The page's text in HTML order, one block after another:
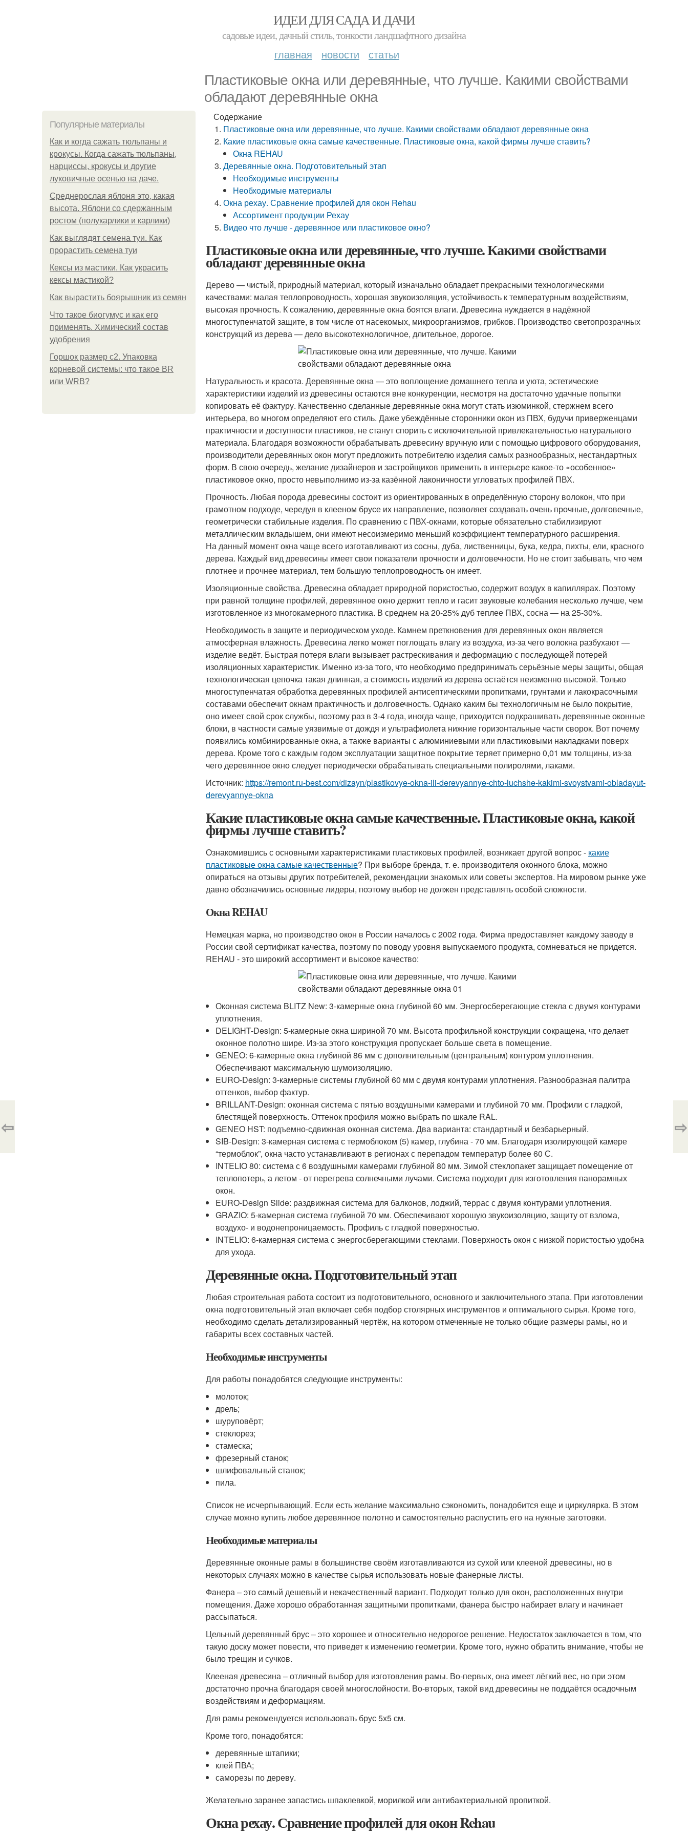
ИДЕИ ДЛЯ САДА И ДАЧИ
садовые идеи, дачный стиль, тонкости ландшафтного дизайна
главная новости статьи
Пластиковые окна или деревянные, что лучше. Какими свойствами
обладают деревянные окна
Популярные материалы
Как и когда сажать тюльпаны и
крокусы. Когда сажать тюльпаны,
нарциссы, крокусы и другие
луковичные осенью на даче.
Среднерослая яблоня это, какая
высота. Яблони со сдержанным
ростом (полукарлики и карлики)
Как выглядят семена туи. Как
прорастить семена туи
Кексы из мастики. Как украсить
кексы мастикой?
Как вырастить боярышник из семян
Что такое биогумус и как его
применять. Химический состав
удобрения
Горшок размер с2. Упаковка
корневой системы: что такое BR
или WRB?
Содержание
Пластиковые окна или деревянные, что лучше. Какими свойствами обладают деревянные окна
Какие пластиковые окна самые качественные. Пластиковые окна, какой фирмы лучше ставить?
Окна REHAU
Деревянные окна. Подготовительный этап
Необходимые инструменты
Необходимые материалы
Окна рехау. Сравнение профилей для окон Rehau
Ассортимент продукции Рехау
Видео что лучше - деревянное или пластиковое окно?
Пластиковые окна или деревянные, что лучше. Какими свойствами
обладают деревянные окна
Дерево — чистый, природный материал, который изначально обладает прекрасными технологическими
качествами: малая теплопроводность, хорошая звукоизоляция, устойчивость к температурным воздействиям,
высокая прочность. К сожалению, деревянные окна боятся влаги. Древесина нуждается в надёжной
многоступенчатой защите, в том числе от насекомых, микроорганизмов, грибков. Производство светопрозрачных
конструкций из дерева — дело высокотехнологичное, длительное, дорогое.
Натуральность и красота. Деревянные окна — это воплощение домашнего тепла и уюта, эстетические
характеристики изделий из древесины остаются вне конкуренции, несмотря на достаточно удачные попытки
копировать её фактуру. Качественно сделанные деревянные окна могут стать изюминкой, стержнем всего
интерьера, во многом определяют его стиль. Даже убеждённые сторонники окон из ПВХ, будучи приверженцами
практичности и доступности пластиков, не станут спорить с исключительной привлекательностью натурального
материала. Благодаря возможности обрабатывать древесину вручную или с помощью цифрового оборудования,
производители деревянных окон могут предложить потребителю изделия самых разнообразных, нестандартных
форм. В свою очередь, желание дизайнеров и застройщиков применить в интерьере какое-то «особенное»
пластиковое окно, просто невыполнимо из-за казённой лаконичности угловатых профилей ПВХ.
Прочность. Любая порода древесины состоит из ориентированных в определённую сторону волокон, что при
грамотном подходе, чередуя в клееном брусе их направление, позволяет создавать очень прочные, долговечные,
геометрически стабильные изделия. По сравнению с ПВХ-окнами, которые обязательно стабилизируют
металлическим вкладышем, они имеют несоизмеримо меньший коэффициент температурного расширения.
На данный момент окна чаще всего изготавливают из сосны, дуба, лиственницы, бука, кедра, пихты, ели, красного
дерева. Каждый вид древесины имеет свои показатели прочности и долговечности. Но не стоит забывать, что чем
плотнее и прочнее материал, тем большую теплопроводность он имеет.
Изоляционные свойства. Древесина обладает природной пористостью, содержит воздух в капиллярах. Поэтому
при равной толщине профилей, деревянное окно держит тепло и гасит звуковые колебания несколько лучше, чем
изготовленное из многокамерного пластика. В среднем на 20-25% дуб теплее ПВХ, сосна — на 25-30%.
Необходимость в защите и периодическом уходе. Камнем преткновения для деревянных окон является
атмосферная влажность. Древесина легко может поглощать влагу из воздуха, из-за чего волокна разбухают —
изделие ведёт. Быстрая потеря влаги вызывает растрескивания и деформацию с последующей потерей
изоляционных характеристик. Именно из-за того, что необходимо предпринимать серьёзные меры защиты, общая
технологическая цепочка такая длинная, а стоимость изделий из дерева остаётся неизменно высокой. Только
многоступенчатая обработка деревянных профилей антисептическими пропитками, грунтами и лакокрасочными
составами обеспечит окнам практичность и долговечность. Однако каким бы технологичным не было покрытие,
оно имеет свой срок службы, поэтому раз в 3-4 года, иногда чаще, приходится подкрашивать деревянные оконные
блоки, в частности самые уязвимые от дождя и ультрафиолета нижние горизонтальные части сворок. Вот почему
появились комбинированные окна, а также варианты с алюминиевыми или пластиковыми накладками поверх
дерева. Кроме того с каждым годом эксплуатации защитное покрытие теряет примерно 0,01 мм толщины, из-за
чего деревянное окно следует периодически обрабатывать специальными полиролями, лаками.
Источник: https://remont.ru-best.com/dizayn/plastikovye-okna-ili-derevyannye-chto-luchshe-kakimi-svoystvami-obladayut-
derevyannye-okna
Какие пластиковые окна самые качественные. Пластиковые окна, какой
фирмы лучше ставить?
Ознакомившись с основными характеристиками пластиковых профилей, возникает другой вопрос - какие
пластиковые окна самые качественные? При выборе бренда, т. е. производителя оконного блока, можно
опираться на отзывы других потребителей, рекомендации знакомых или советы экспертов. На мировом рынке уже
давно обозначились основные лидеры, поэтому выбор не должен представлять особой сложности.
Окна REHAU
Немецкая марка, но производство окон в России началось с 2002 года. Фирма предоставляет каждому заводу в
России свой сертификат качества, поэтому по поводу уровня выпускаемого продукта, сомневаться не придется.
REHAU - это широкий ассортимент и высокое качество:
Оконная система BLITZ New: 3-камерные окна глубиной 60 мм. Энергосберегающие стекла с двумя контурами
уплотнения.
DELIGHT-Design: 5-камерные окна шириной 70 мм. Высота профильной конструкции сокращена, что делает
оконное полотно шире. Из-за этого конструкция пропускает больше света в помещение.
GENEO: 6-камерные окна глубиной 86 мм с дополнительным (центральным) контуром уплотнения.
Обеспечивают максимальную шумоизоляцию.
EURO-Design: 3-камерные системы глубиной 60 мм с двумя контурами уплотнения. Разнообразная палитра
оттенков, выбор фактур.
BRILLANT-Design: оконная система с пятью воздушными камерами и глубиной 70 мм. Профили с гладкой,
блестящей поверхность. Оттенок профиля можно выбрать по шкале RAL.
GENEO HST: подъемно-сдвижная оконная система. Два варианта: стандартный и безбарьерный.
SIB-Design: 3-камерная система с термоблоком (5) камер, глубина - 70 мм. Благодаря изолирующей камере
“термоблок”, окна часто устанавливают в регионах с перепадом температур более 60 С.
INTELIO 80: система с 6 воздушными камерами глубиной 80 мм. Зимой стеклопакет защищает помещение от
теплопотерь, а летом - от перегрева солнечными лучами. Система подходит для изготовления панорамных
окон.
EURO-Design Slide: раздвижная система для балконов, лоджий, террас с двумя контурами уплотнения.
GRAZIO: 5-камерная система глубиной 70 мм. Обеспечивают хорошую звукоизоляцию, защиту от взлома,
воздухо- и водонепроницаемость. Профиль с гладкой поверхностью.
INTELIO: 6-камерная система с энергосберегающими стеклами. Поверхность окон с низкой пористостью удобна
для ухода.
Деревянные окна. Подготовительный этап
Любая строительная работа состоит из подготовительного, основного и заключительного этапа. При изготовлении
окна подготовительный этап включает себя подбор столярных инструментов и оптимального сырья. Кроме того,
необходимо сделать детализированный чертёж, на котором отмеченные не только общие размеры рамы, но и
габариты всех составных частей.
Необходимые инструменты
Для работы понадобятся следующие инструменты:
молоток;
дрель;
шуруповёрт;
стеклорез;
стамеска;
фрезерный станок;
шлифовальный станок;
пила.
Список не исчерпывающий. Если есть желание максимально сэкономить, понадобится еще и циркулярка. В этом
случае можно купить любое деревянное полотно и самостоятельно распустить его на нужные заготовки.
Необходимые материалы
Деревянные оконные рамы в большинстве своём изготавливаются из сухой или клееной древесины, но в
некоторых случаях можно в качестве сырья использовать новые фанерные листы.
Фанера – это самый дешевый и некачественный вариант. Подходит только для окон, расположенных внутри
помещения. Даже хорошо обработанная защитными пропитками, фанера быстро набирает влагу и начинает
рассыпаться.
Цельный деревянный брус – это хорошее и относительно недорогое решение. Недостаток заключается в том, что
такую доску может повести, что приведет к изменению геометрии. Кроме того, нужно обратить внимание, чтобы не
было трещин и сучков.
Клееная древесина – отличный выбор для изготовления рамы. Во-первых, она имеет лёгкий вес, но при этом
достаточно прочна благодаря своей многослойности. Во-вторых, такой вид древесины не поддаётся осадочным
воздействиям и деформациям.
Для рамы рекомендуется использовать брус 5х5 см.
Кроме того, понадобятся:
деревянные штапики;
клей ПВА;
саморезы по дереву.
Желательно заранее запастись шпаклевкой, морилкой или антибактериальной пропиткой.
Окна рехау. Сравнение профилей для окон Rehau
⇦ ⇨